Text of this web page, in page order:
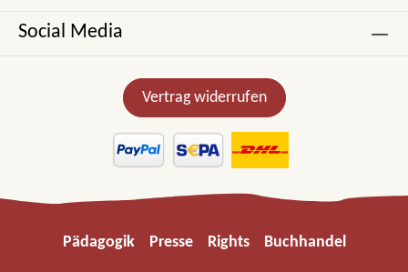
Social Media
Vertrag widerrufen
Pädagogik Presse Rights Buchhandel